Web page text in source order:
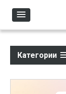
Категории